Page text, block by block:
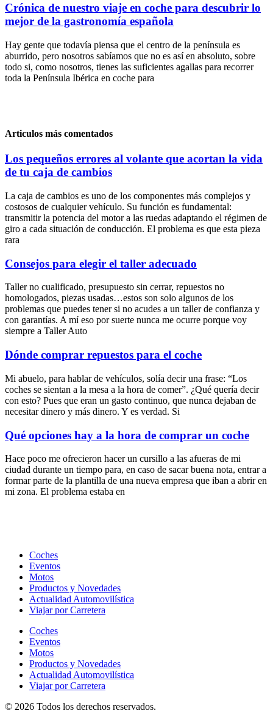
Crónica de nuestro viaje en coche para descubrir lo
mejor de la gastronomía española
Hay gente que todavía piensa que el centro de la península es
aburrido, pero nosotros sabíamos que no es así en absoluto, sobre
todo si, como nosotros, tienes las suficientes agallas para recorrer
toda la Península Ibérica en coche para
Articulos más comentados
Los pequeños errores al volante que acortan la vida
de tu caja de cambios
La caja de cambios es uno de los componentes más complejos y
costosos de cualquier vehículo. Su función es fundamental:
transmitir la potencia del motor a las ruedas adaptando el régimen de
giro a cada situación de conducción. El problema es que esta pieza
rara
Consejos para elegir el taller adecuado
Taller no cualificado, presupuesto sin cerrar, repuestos no
homologados, piezas usadas…estos son solo algunos de los
problemas que puedes tener si no acudes a un taller de confianza y
con garantías. A mí eso por suerte nunca me ocurre porque voy
siempre a Taller Auto
Dónde comprar repuestos para el coche
Mi abuelo, para hablar de vehículos, solía decir una frase: “Los
coches se sientan a la mesa a la hora de comer”. ¿Qué quería decir
con esto? Pues que eran un gasto continuo, que nunca dejaban de
necesitar dinero y más dinero. Y es verdad. Si
Qué opciones hay a la hora de comprar un coche
Hace poco me ofrecieron hacer un cursillo a las afueras de mi
ciudad durante un tiempo para, en caso de sacar buena nota, entrar a
formar parte de la plantilla de una nueva empresa que iban a abrir en
mi zona. El problema estaba en
Coches
Eventos
Motos
Productos y Novedades
Actualidad Automovilística
Viajar por Carretera
Coches
Eventos
Motos
Productos y Novedades
Actualidad Automovilística
Viajar por Carretera
© 2026 Todos los derechos reservados.